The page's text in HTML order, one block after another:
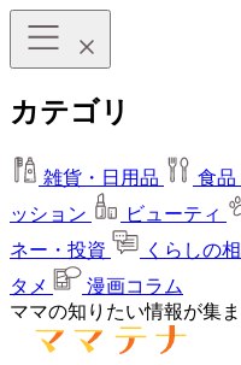
カテゴリ
雑貨・日用品 食品
ッション
ビューティ
ネー・投資
くらしの
タメ
漫画コラム
ママの知りたい情報が集